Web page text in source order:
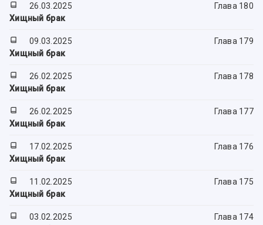
26.03.2025
Хищный брак
Глава 180
09.03.2025
Хищный брак
Глава 179
26.02.2025
Хищный брак
Глава 178
26.02.2025
Хищный брак
Глава 177
17.02.2025
Хищный брак
Глава 176
11.02.2025
Хищный брак
Глава 175
03.02.2025
Глава 174